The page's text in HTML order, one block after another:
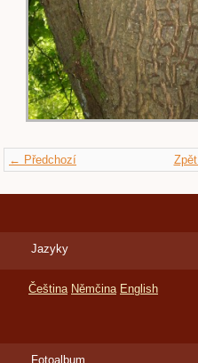
← Předchozí
Jazyky
Čeština Němčina English
Fotoalbum